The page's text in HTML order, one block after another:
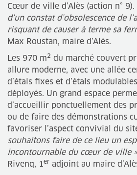
Cœur de ville d’Alès (action n° 9).
d’un constat d’obsolescence de
risquant de causer à terme sa
Max Roustan, maire d’Alès.
Les 970 m2 du marché couvert
allure moderne, avec une allée
d’étals fixes et d’étals
déployés. Un grand espace
d’accueillir ponctuellement des
ou de faire des démonstrations
favoriser l’aspect convivial du
souhaitons faire de ce lieu un
incontournable du cœur de ville
Rivenq, 1er adjoint au maire